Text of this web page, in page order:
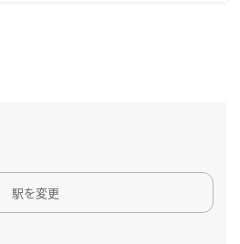
駅を変更